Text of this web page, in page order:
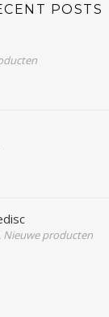
POSTS
producten